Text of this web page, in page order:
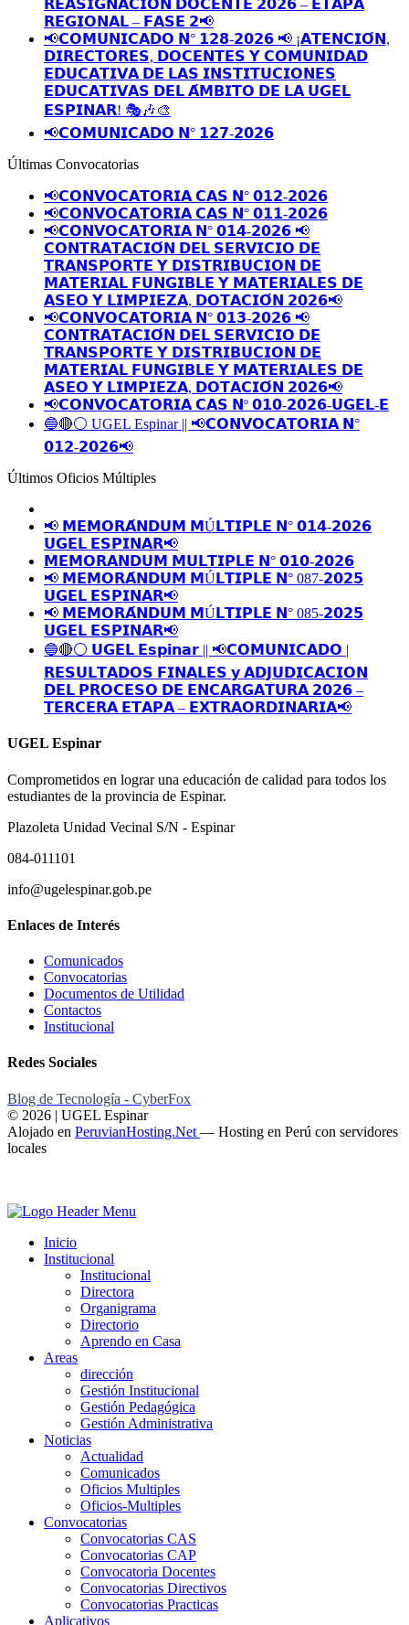
𝗥𝗘𝗔𝗦𝗜𝗚𝗡𝗔𝗖𝗜𝗢́𝗡 𝗗𝗢𝗖𝗘𝗡𝗧𝗘 𝟮𝟬𝟮𝟲 – 𝗘𝗧𝗔𝗣𝗔
𝗥𝗘𝗚𝗜𝗢𝗡𝗔𝗟 – 𝗙𝗔𝗦𝗘 𝟮📢
📢𝗖𝗢𝗠𝗨𝗡𝗜𝗖𝗔𝗗𝗢 𝗡° 𝟭𝟮𝟴-𝟮𝟬𝟮𝟲 📢 ¡𝗔𝗧𝗘𝗡𝗖𝗜𝗢́𝗡,
𝗗𝗜𝗥𝗘𝗖𝗧𝗢𝗥𝗘𝗦, 𝗗𝗢𝗖𝗘𝗡𝗧𝗘𝗦 𝗬 𝗖𝗢𝗠𝗨𝗡𝗜𝗗𝗔𝗗
𝗘𝗗𝗨𝗖𝗔𝗧𝗜𝗩𝗔 𝗗𝗘 𝗟𝗔𝗦 𝗜𝗡𝗦𝗧𝗜𝗧𝗨𝗖𝗜𝗢𝗡𝗘𝗦
𝗘𝗗𝗨𝗖𝗔𝗧𝗜𝗩𝗔𝗦 𝗗𝗘𝗟 𝗔́𝗠𝗕𝗜𝗧𝗢 𝗗𝗘 𝗟𝗔 𝗨𝗚𝗘𝗟
𝗘𝗦𝗣𝗜𝗡𝗔𝗥! 🎭🎶🎨
📢𝗖𝗢𝗠𝗨𝗡𝗜𝗖𝗔𝗗𝗢 𝗡° 𝟭𝟮𝟳-𝟮𝟬𝟮𝟲
Últimas Convocatorias
📢𝗖𝗢𝗡𝗩𝗢𝗖𝗔𝗧𝗢𝗥𝗜𝗔 𝗖𝗔𝗦 𝗡° 𝟬𝟭𝟮-𝟮𝟬𝟮𝟲
📢𝗖𝗢𝗡𝗩𝗢𝗖𝗔𝗧𝗢𝗥𝗜𝗔 𝗖𝗔𝗦 𝗡° 𝟬𝟭𝟭-𝟮𝟬𝟮𝟲
📢𝗖𝗢𝗡𝗩𝗢𝗖𝗔𝗧𝗢𝗥𝗜𝗔 𝗡° 𝟬𝟭𝟰-𝟮𝟬𝟮𝟲 📢
𝗖𝗢𝗡𝗧𝗥𝗔𝗧𝗔𝗖𝗜𝗢́𝗡 𝗗𝗘𝗟 𝗦𝗘𝗥𝗩𝗜𝗖𝗜𝗢 𝗗𝗘
𝗧𝗥𝗔𝗡𝗦𝗣𝗢𝗥𝗧𝗘 𝗬 𝗗𝗜𝗦𝗧𝗥𝗜𝗕𝗨𝗖𝗜𝗢𝗡 𝗗𝗘
𝗠𝗔𝗧𝗘𝗥𝗜𝗔𝗟 𝗙𝗨𝗡𝗚𝗜𝗕𝗟𝗘 𝗬 𝗠𝗔𝗧𝗘𝗥𝗜𝗔𝗟𝗘𝗦 𝗗𝗘
𝗔𝗦𝗘𝗢 𝗬 𝗟𝗜𝗠𝗣𝗜𝗘𝗭𝗔, 𝗗𝗢𝗧𝗔𝗖𝗜𝗢́𝗡 𝟮𝟬𝟮𝟲📢
📢𝗖𝗢𝗡𝗩𝗢𝗖𝗔𝗧𝗢𝗥𝗜𝗔 𝗡° 𝟬𝟭𝟯-𝟮𝟬𝟮𝟲 📢
𝗖𝗢𝗡𝗧𝗥𝗔𝗧𝗔𝗖𝗜𝗢́𝗡 𝗗𝗘𝗟 𝗦𝗘𝗥𝗩𝗜𝗖𝗜𝗢 𝗗𝗘
𝗧𝗥𝗔𝗡𝗦𝗣𝗢𝗥𝗧𝗘 𝗬 𝗗𝗜𝗦𝗧𝗥𝗜𝗕𝗨𝗖𝗜𝗢𝗡 𝗗𝗘
𝗠𝗔𝗧𝗘𝗥𝗜𝗔𝗟 𝗙𝗨𝗡𝗚𝗜𝗕𝗟𝗘 𝗬 𝗠𝗔𝗧𝗘𝗥𝗜𝗔𝗟𝗘𝗦 𝗗𝗘
𝗔𝗦𝗘𝗢 𝗬 𝗟𝗜𝗠𝗣𝗜𝗘𝗭𝗔, 𝗗𝗢𝗧𝗔𝗖𝗜𝗢́𝗡 𝟮𝟬𝟮𝟲📢
📢𝗖𝗢𝗡𝗩𝗢𝗖𝗔𝗧𝗢𝗥𝗜𝗔 𝗖𝗔𝗦 𝗡º 𝟬𝟭𝟬-𝟮𝟬𝟮𝟲-𝗨𝗚𝗘𝗟-𝗘
🔵🔴⚪️ UGEL Espinar || 📢𝗖𝗢𝗡𝗩𝗢𝗖𝗔𝗧𝗢𝗥𝗜𝗔 𝗡°
𝟬𝟭𝟮-𝟮𝟬𝟮𝟲📢
Últimos Oficios Múltiples
📢 𝗠𝗘𝗠𝗢𝗥𝗔́𝗡𝗗𝗨𝗠 𝗠Ú𝗟𝗧𝗜𝗣𝗟𝗘 𝗡° 𝟬𝟭𝟰-𝟮𝟬𝟮𝟲
𝗨𝗚𝗘𝗟 𝗘𝗦𝗣𝗜𝗡𝗔𝗥📢
𝗠𝗘𝗠𝗢𝗥𝗔𝗡𝗗𝗨𝗠 𝗠𝗨𝗟𝗧𝗜𝗣𝗟𝗘 𝗡° 𝟬𝟭𝟬-𝟮𝟬𝟮𝟲
📢 𝗠𝗘𝗠𝗢𝗥𝗔́𝗡𝗗𝗨𝗠 𝗠Ú𝗟𝗧𝗜𝗣𝗟𝗘 𝗡° 087-𝟮𝟬𝟮𝟱
𝗨𝗚𝗘𝗟 𝗘𝗦𝗣𝗜𝗡𝗔𝗥📢
📢 𝗠𝗘𝗠𝗢𝗥𝗔́𝗡𝗗𝗨𝗠 𝗠Ú𝗟𝗧𝗜𝗣𝗟𝗘 𝗡° 085-𝟮𝟬𝟮𝟱
𝗨𝗚𝗘𝗟 𝗘𝗦𝗣𝗜𝗡𝗔𝗥📢
🔵🔴⚪️ 𝗨𝗚𝗘𝗟 𝗘𝘀𝗽𝗶𝗻𝗮𝗿 || 📢𝗖𝗢𝗠𝗨𝗡𝗜𝗖𝗔𝗗𝗢 |
𝗥𝗘𝗦𝗨𝗟𝗧𝗔𝗗𝗢𝗦 𝗙𝗜𝗡𝗔𝗟𝗘𝗦 𝘆 𝗔𝗗𝗝𝗨𝗗𝗜𝗖𝗔𝗖𝗜𝗢𝗡
𝗗𝗘𝗟 𝗣𝗥𝗢𝗖𝗘𝗦𝗢 𝗗𝗘 𝗘𝗡𝗖𝗔𝗥𝗚𝗔𝗧𝗨𝗥𝗔 𝟮𝟬𝟮𝟲 –
𝗧𝗘𝗥𝗖𝗘𝗥𝗔 𝗘𝗧𝗔𝗣𝗔 – 𝗘𝗫𝗧𝗥𝗔𝗢𝗥𝗗𝗜𝗡𝗔𝗥𝗜𝗔📢
UGEL Espinar
Comprometidos en lograr una educación de calidad para todos los
estudiantes de la provincia de Espinar.
Plazoleta Unidad Vecinal S/N - Espinar
084-011101
info@ugelespinar.gob.pe
Enlaces de Interés
Comunicados
Convocatorias
Documentos de Utilidad
Contactos
Institucional
Redes Sociales
Blog de Tecnología - CyberFox
© 2026 | UGEL Espinar
Alojado en PeruvianHosting.Net — Hosting en Perú con servidores
locales
Inicio
Institucional
Institucional
Directora
Organigrama
Directorio
Aprendo en Casa
Areas
dirección
Gestión Institucional
Gestión Pedagógica
Gestión Administrativa
Noticias
Actualidad
Comunicados
Oficios Multiples
Oficios-Multiples
Convocatorias
Convocatorias CAS
Convocatorias CAP
Convocatoria Docentes
Convocatorias Directivos
Convocatorias Practicas
Aplicativos